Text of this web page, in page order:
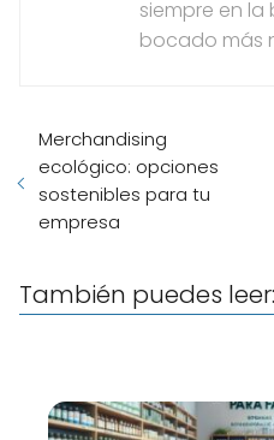
siempre en
bocado más
Merchandising
ecológico: opciones
sostenibles para tu
empresa
También puedes leer: